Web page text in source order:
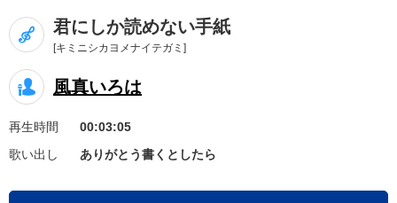
ユーザー検索
キャンペーン
お知らせ よくあるご質問
DAMの新曲・ランキングなど
君にしか読めない手紙
[キミニシカヨメナイテガミ]
風真いろは
再生時間
00:03:05
歌い出し
ありがとう書くとしたら